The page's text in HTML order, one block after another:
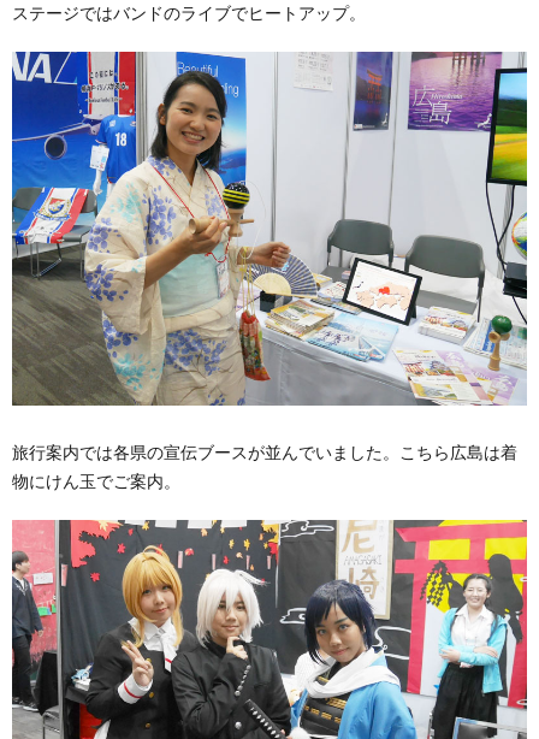
ステージではバンドのライブでヒートアップ。
旅行案内では各県の宣伝ブースが並んでいました。こちら広島は着
物にけん玉でご案内。